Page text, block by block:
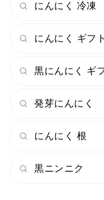
Q、栄養価って何が
ステイン】【ポリフ
毎年日本食品分析セ
ねています♪
⇒かぐや農園の黒に
にんにく 冷凍
にんにく ギフト
黒にんにく ギ
発芽にんにく
にんにく 根
黒ニンニク